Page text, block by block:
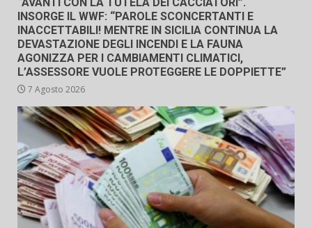
INSORGE IL WWF: “PAROLE SCONCERTANTI E
INACCETTABILI! MENTRE IN SICILIA CONTINUA LA
DEVASTAZIONE DEGLI INCENDI E LA FAUNA
AGONIZZA PER I CAMBIAMENTI CLIMATICI,
L’ASSESSORE VUOLE PROTEGGERE LE DOPPIETTE”
7 Agosto 2026